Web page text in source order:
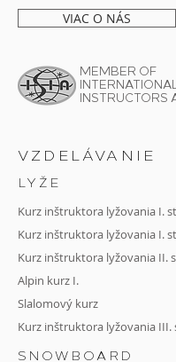
VIAC O NÁS
MEMBER OF
INSTRUCTORS
VZDELÁVANIE
LYŽE
Kurz inštruktora lyžovania I.
Kurz inštruktora lyžovania I.
Kurz inštruktora lyžovania II.
Alpin kurz I.
Slalomový kurz
Kurz inštruktora lyžovania III.
SNOWBOARD